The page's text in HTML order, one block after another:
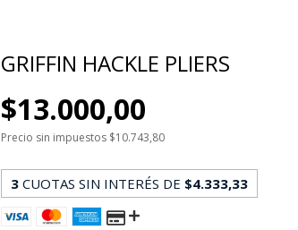
GRIFFIN HACKLE PLIERS
$13.000,00
Precio sin impuestos $10.743,80
3 CUOTAS SIN INTERÉS DE $4.333,33